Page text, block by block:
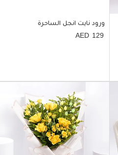
ورود نايت انجل الساحرة
129